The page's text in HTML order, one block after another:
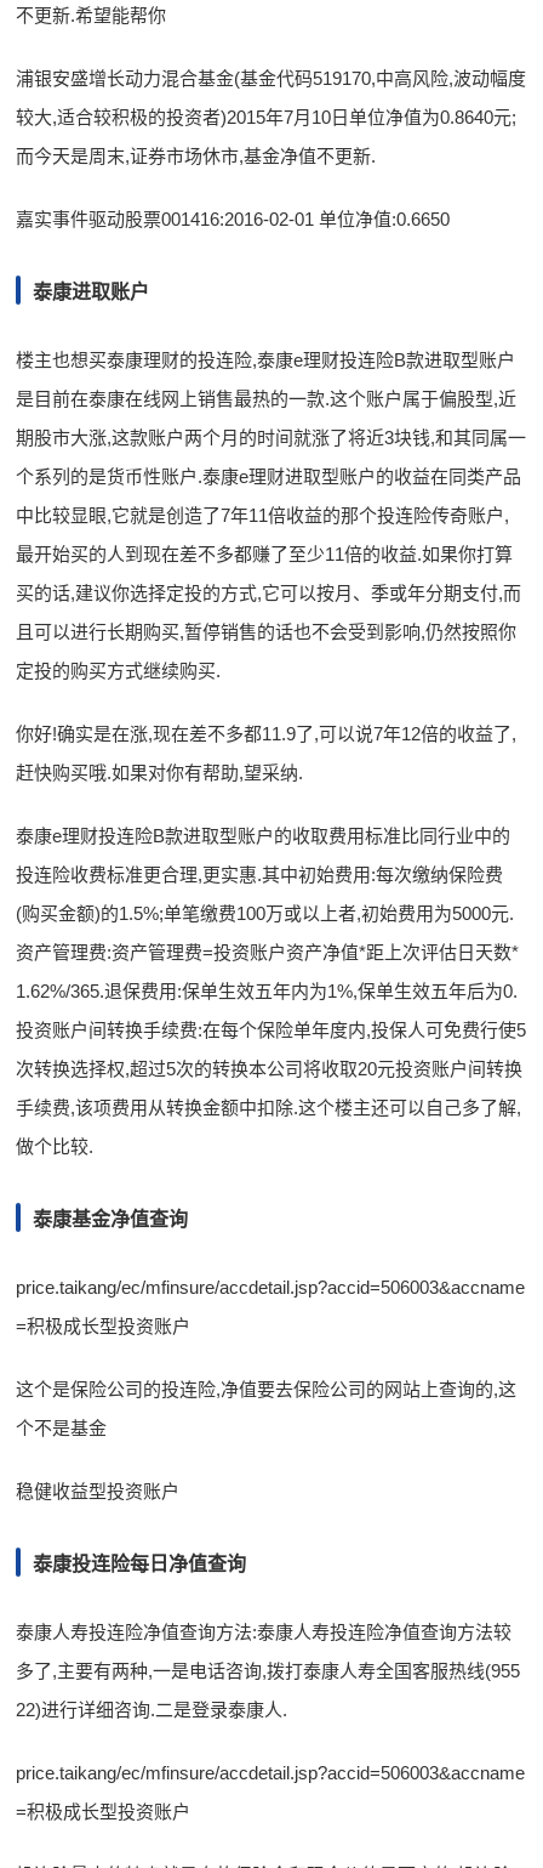
不更新.希望能帮你
浦银安盛增长动力混合基金(基金代码519170,中高风险,波动幅度
较大,适合较积极的投资者)2015年7月10日单位净值为0.8640元;
而今天是周末,证券市场休市,基金净值不更新.
嘉实事件驱动股票001416:2016-02-01 单位净值:0.6650
泰康进取账户
楼主也想买泰康理财的投连险,泰康e理财投连险B款进取型账户
是目前在泰康在线网上销售最热的一款.这个账户属于偏股型,近
期股市大涨,这款账户两个月的时间就涨了将近3块钱,和其同属一
个系列的是货币性账户.泰康e理财进取型账户的收益在同类产品
中比较显眼,它就是创造了7年11倍收益的那个投连险传奇账户,
最开始买的人到现在差不多都赚了至少11倍的收益.如果你打算
买的话,建议你选择定投的方式,它可以按月、季或年分期支付,而
且可以进行长期购买,暂停销售的话也不会受到影响,仍然按照你
定投的购买方式继续购买.
你好!确实是在涨,现在差不多都11.9了,可以说7年12倍的收益了,
赶快购买哦.如果对你有帮助,望采纳.
泰康e理财投连险B款进取型账户的收取费用标准比同行业中的
投连险收费标准更合理,更实惠.其中初始费用:每次缴纳保险费
(购买金额)的1.5%;单笔缴费100万或以上者,初始费用为5000元.
资产管理费:资产管理费=投资账户资产净值*距上次评估日天数*
1.62%/365.退保费用:保单生效五年内为1%,保单生效五年后为0.
投资账户间转换手续费:在每个保险单年度内,投保人可免费行使5
次转换选择权,超过5次的转换本公司将收取20元投资账户间转换
手续费,该项费用从转换金额中扣除.这个楼主还可以自己多了解,
做个比较.
泰康基金净值查询
price.taikang/ec/mfinsure/accdetail.jsp?accid=506003&accname
=积极成长型投资账户
这个是保险公司的投连险,净值要去保险公司的网站上查询的,这
个不是基金
稳健收益型投资账户
泰康投连险每日净值查询
泰康人寿投连险净值查询方法:泰康人寿投连险净值查询方法较
多了,主要有两种,一是电话咨询,拨打泰康人寿全国客服热线(955
22)进行详细咨询.二是登录泰康人.
price.taikang/ec/mfinsure/accdetail.jsp?accid=506003&accname
=积极成长型投资账户